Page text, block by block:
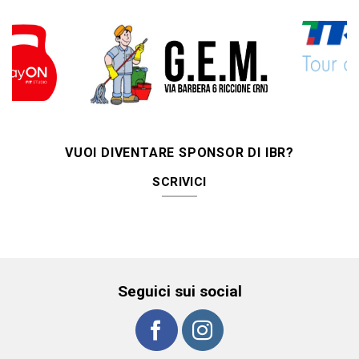
VUOI DIVENTARE SPONSOR DI IBR?
SCRIVICI
Seguici sui social